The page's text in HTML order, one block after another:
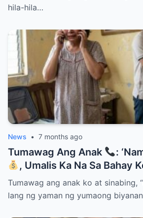
hila-hila…
News • 7 months ago
Tumawag Ang Anak
:
, Umalis Ka Na Sa Bahay
Niya Alam Na…
Tumawag ang anak ko at sinabing,
lang ng yaman ng yumaong